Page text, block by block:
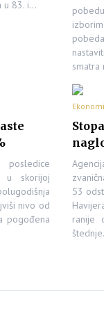
u 83. i…
smatra
u skorijoj
nivo od
pogođena
53
ranije